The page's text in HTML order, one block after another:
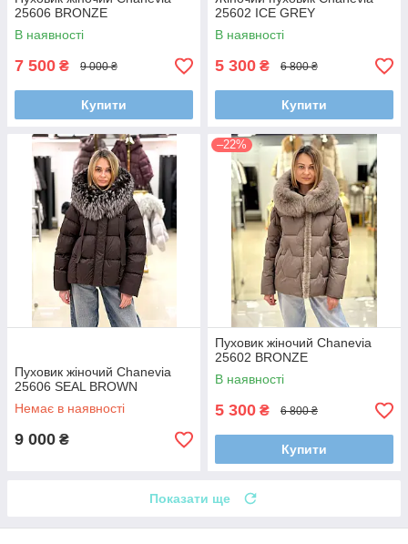
25606 BRONZE
В наявності
7 500 ₴ 9 000 ₴
Купити
25602 ICE GREY
В наявності
5 300 ₴ 6 800 ₴
Купити
Пуховик жіночий Chanevia
25606 SEAL BROWN
Немає в наявності
9 000 ₴
–22%
Пуховик жіночий Chanevia
25602 BRONZE
В наявності
5 300 ₴ 6 800 ₴
Купити
Показати ще